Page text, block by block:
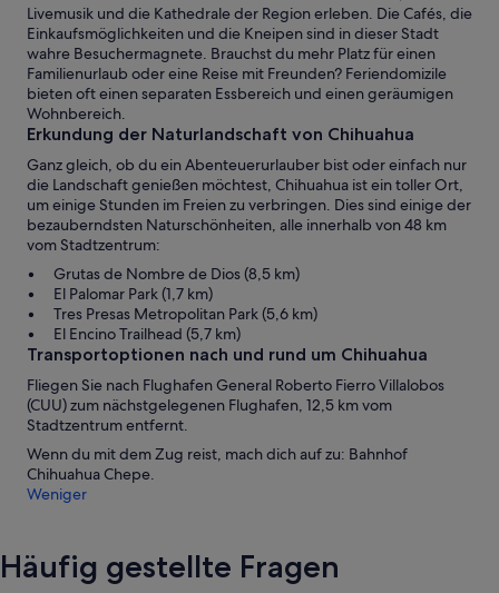
Livemusik und die Kathedrale der Region erleben. Die Cafés, die
Einkaufsmöglichkeiten und die Kneipen sind in dieser Stadt
wahre Besuchermagnete. Brauchst du mehr Platz für einen
Familienurlaub oder eine Reise mit Freunden? Feriendomizile
bieten oft einen separaten Essbereich und einen geräumigen
Wohnbereich.
Erkundung der Naturlandschaft von Chihuahua
Ganz gleich, ob du ein Abenteuerurlauber bist oder einfach nur
die Landschaft genießen möchtest, Chihuahua ist ein toller Ort,
um einige Stunden im Freien zu verbringen. Dies sind einige der
bezauberndsten Naturschönheiten, alle innerhalb von 48 km
vom Stadtzentrum:
Grutas de Nombre de Dios (8,5 km)
El Palomar Park (1,7 km)
Tres Presas Metropolitan Park (5,6 km)
El Encino Trailhead (5,7 km)
Transportoptionen nach und rund um Chihuahua
Fliegen Sie nach Flughafen General Roberto Fierro Villalobos
(CUU) zum nächstgelegenen Flughafen, 12,5 km vom
Stadtzentrum entfernt.
Wenn du mit dem Zug reist, mach dich auf zu: Bahnhof
Chihuahua Chepe.
Weniger
Häufig gestellte Fragen